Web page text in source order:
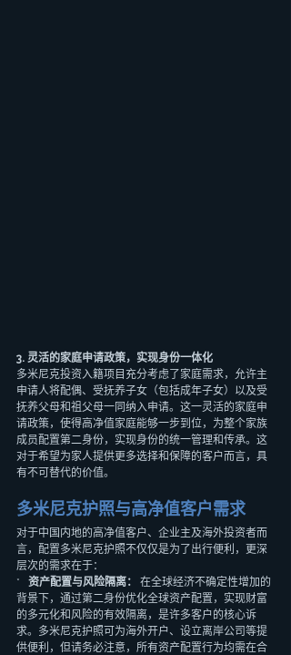
3. 灵活的家庭申请政策，实现身份一体化
多米尼克投资入籍项目充分考虑了家庭需求，允许主
申请人将配偶、受抚养子女（包括成年子女）以及受
抚养父母和祖父母一同纳入申请。这一灵活的家庭申
请政策，使得高净值家庭能够一步到位，为整个家族
成员配置第二身份，实现身份的统一管理和传承。这
对于希望为家人提供更多选择和保障的客户而言，具
有不可替代的价值。
多米尼克护照与高净值客户需求
对于中国内地的高净值客户、企业主及海外投资者而
言，配置多米尼克护照不仅仅是为了出行便利，更深
层次的需求在于：
* 资产配置与风险隔离：
在全球经济不确定性增加的
背景下，通过第二身份优化全球资产配置，实现财富
的多元化和风险的有效隔离，是许多客户的核心诉
求。多米尼克护照可为海外开户、设立离岸公司等提
供便利，但请务必注意，所有资产配置行为均需在合